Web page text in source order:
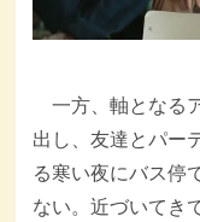
一方、軸となる
出し、友達とパー
る寒い夜にバス停
ない。近づいてき